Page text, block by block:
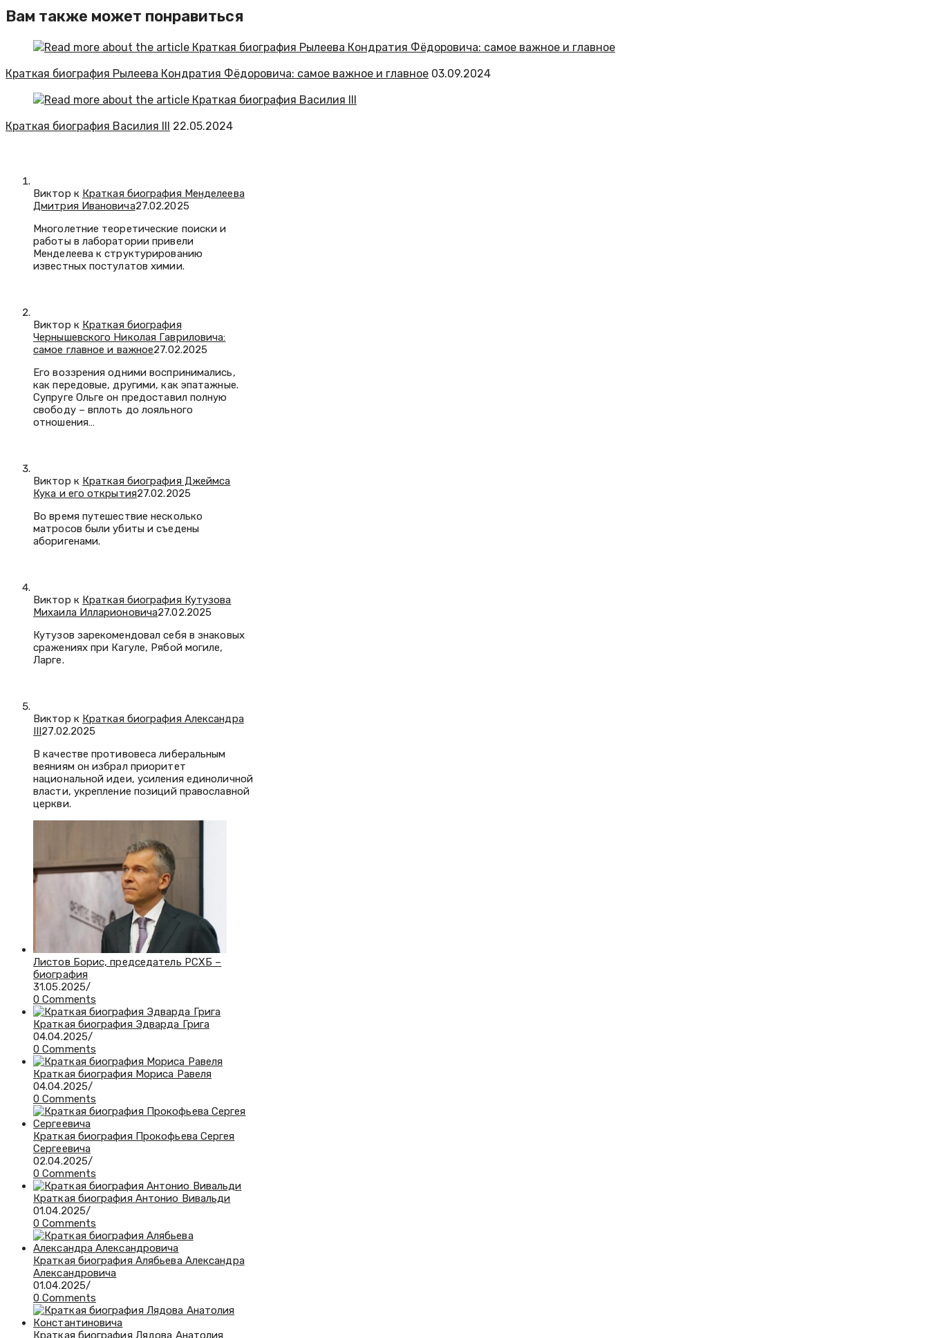
Вам также может понравиться
Краткая биография Рылеева Кондратия Фёдоровича: самое важное и главное 03.09.2024
Краткая биография Василия III 22.05.2024
Виктор к Краткая биография Менделеева
Дмитрия Ивановича27.02.2025
Многолетние теоретические поиски и
работы в лаборатории привели
Менделеева к структурированию
известных постулатов химии.
Виктор к Краткая биография
Чернышевского Николая Гавриловича:
самое главное и важное27.02.2025
Его воззрения одними воспринимались,
как передовые, другими, как эпатажные.
Супруге Ольге он предоставил полную
свободу – вплоть до лояльного
отношения…
Виктор к Краткая биография Джеймса
Кука и его открытия27.02.2025
Во время путешествие несколько
матросов были убиты и съедены
аборигенами.
Виктор к Краткая биография Кутузова
Михаила Илларионовича27.02.2025
Кутузов зарекомендовал себя в знаковых
сражениях при Кагуле, Рябой могиле,
Ларге.
Виктор к Краткая биография Александра
III27.02.2025
В качестве противовеса либеральным
веяниям он избрал приоритет
национальной идеи, усиления единоличной
власти, укрепление позиций православной
церкви.
Листов Борис, председатель РСХБ –
биография
31.05.2025/
0 Comments
Краткая биография Эдварда Грига
04.04.2025/
0 Comments
Краткая биография Мориса Равеля
04.04.2025/
0 Comments
Краткая биография Прокофьева Сергея
Сергеевича
02.04.2025/
0 Comments
Краткая биография Антонио Вивальди
01.04.2025/
0 Comments
Краткая биография Алябьева Александра
Александровича
01.04.2025/
0 Comments
Краткая биография Лядова Анатолия